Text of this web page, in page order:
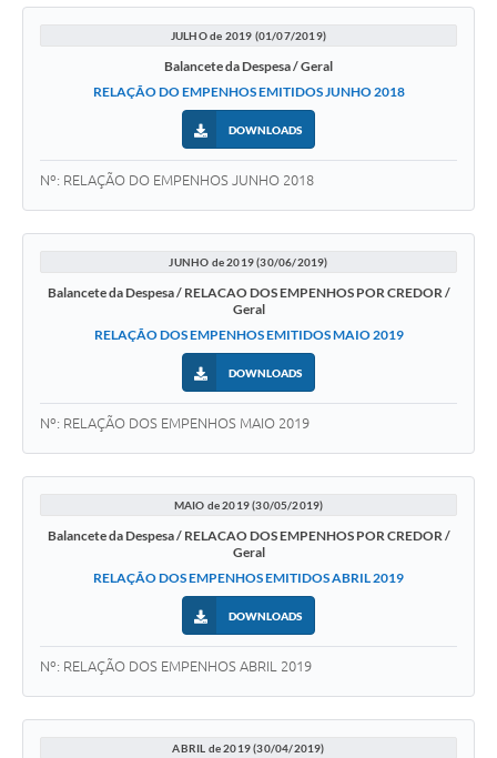
JULHO de 2019 (01/07/2019)
Balancete da Despesa / Geral
RELAÇÃO DO EMPENHOS EMITIDOS JUNHO 2018
DOWNLOADS
Nº: RELAÇÃO DO EMPENHOS JUNHO 2018
JUNHO de 2019 (30/06/2019)
Balancete da Despesa / RELACAO DOS EMPENHOS POR CREDOR /
Geral
RELAÇÃO DOS EMPENHOS EMITIDOS MAIO 2019
DOWNLOADS
Nº: RELAÇÃO DOS EMPENHOS MAIO 2019
MAIO de 2019 (30/05/2019)
Balancete da Despesa / RELACAO DOS EMPENHOS POR CREDOR /
Geral
RELAÇÃO DOS EMPENHOS EMITIDOS ABRIL 2019
DOWNLOADS
Nº: RELAÇÃO DOS EMPENHOS ABRIL 2019
ABRIL de 2019 (30/04/2019)